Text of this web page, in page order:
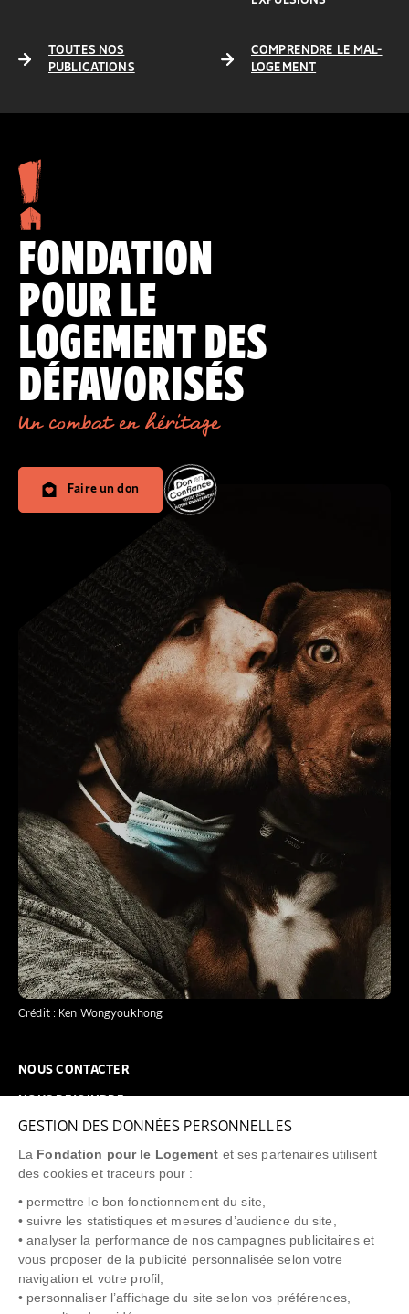
GESTION DES DONNÉES PERSONNELLES
La Fondation pour le Logement et ses partenaires utilisent
des cookies et traceurs pour :
• permettre le bon fonctionnement du site,
• suivre les statistiques et mesures d’audience du site,
• analyser la performance de nos campagnes publicitaires et
vous proposer de la publicité personnalisée selon votre
navigation et votre profil,
• personnaliser l’affichage du site selon vos préférences,
TOUTES NOS
PUBLICATIONS
COMPRENDRE LE MAL-
LOGEMENT
Crédit : Ken Wongyoukhong
FONDATION
POUR LE
LOGEMENT DES
DÉFAVORISÉS
Un combat en héritage
Faire un don
NOUS CONTACTER
FAQ
NEWSLETTER
"Allô Prévention Expulsion" 0805 299 049